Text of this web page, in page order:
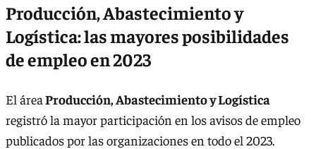
Producción, Abastecimiento y
Logística: las mayores posibilidades
de empleo en 2023
El áreaProducción, Abastecimiento y Logística
registró la mayor participación en los avisos de empleo
publicados por las organizaciones en todo el 2023.